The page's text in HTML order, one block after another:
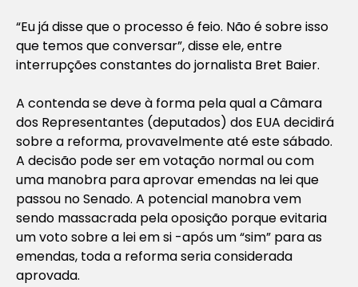
“Eu já disse que o processo é feio. Não é sobre isso
que temos que conversar”, disse ele, entre
interrupções constantes do jornalista Bret Baier.
A contenda se deve à forma pela qual a Câmara
dos Representantes (deputados) dos EUA decidirá
sobre a reforma, provavelmente até este sábado.
A decisão pode ser em votação normal ou com
uma manobra para aprovar emendas na lei que
passou no Senado. A potencial manobra vem
sendo massacrada pela oposição porque evitaria
um voto sobre a lei em si -após um “sim” para as
emendas, toda a reforma seria considerada
aprovada.